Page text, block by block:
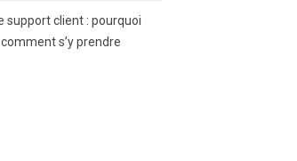
support client : pourquoi
s’y prendre